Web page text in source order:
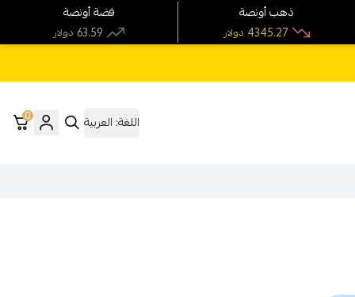
اللغة: العربية 0
فضة أونصة
دولار 63.59
ذهب أونصة
دولار 4345.27